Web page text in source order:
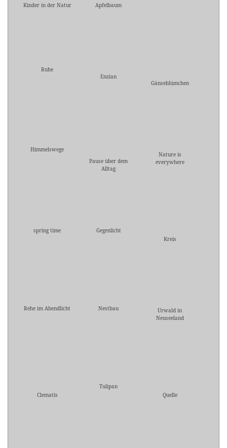
Kinder in der Natur Apfelbaum
Ruhe
Enzian
Gänseblümchen
Himmelswege
Pause über dem
Alltag
Nature is
everywhere
spring time
Gegenlicht
Kreis
Rehe im Abendlicht Nestbau
Urwald in
Neuseeland
Clematis
Tulipan
Quelle